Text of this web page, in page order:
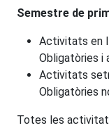
Semestre de
Activitats en
Obligatòries i
Activitats
Obligatòries
Totes les